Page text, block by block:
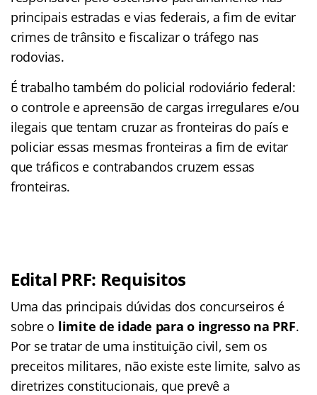
principais estradas e vias federais, a fim de evitar
crimes de trânsito e fiscalizar o tráfego nas
rodovias.
É trabalho também do policial rodoviário federal:
o controle e apreensão de cargas irregulares e/ou
ilegais que tentam cruzar as fronteiras do país e
policiar essas mesmas fronteiras a fim de evitar
que tráficos e contrabandos cruzem essas
fronteiras.
Edital PRF: Requisitos
Uma das principais dúvidas dos concurseiros é
sobre o limite de idade para o ingresso na PRF.
Por se tratar de uma instituição civil, sem os
preceitos militares, não existe este limite, salvo as
diretrizes constitucionais, que prevê a